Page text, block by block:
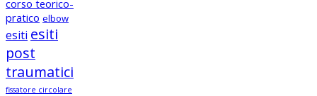
corso teorico-
pratico elbow
esiti esiti
post
traumatici
fissatore circolare